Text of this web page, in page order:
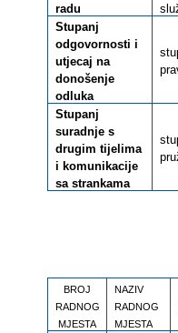
radu
Stupanj
odgovornosti i
utjecaj na
donošenje
odluka
Stupanj
suradnje s
drugim tijelima
i komunikacije
sa strankama
BROJ
RADNOG
MJESTA
NAZIV
RADNOG
MJESTA